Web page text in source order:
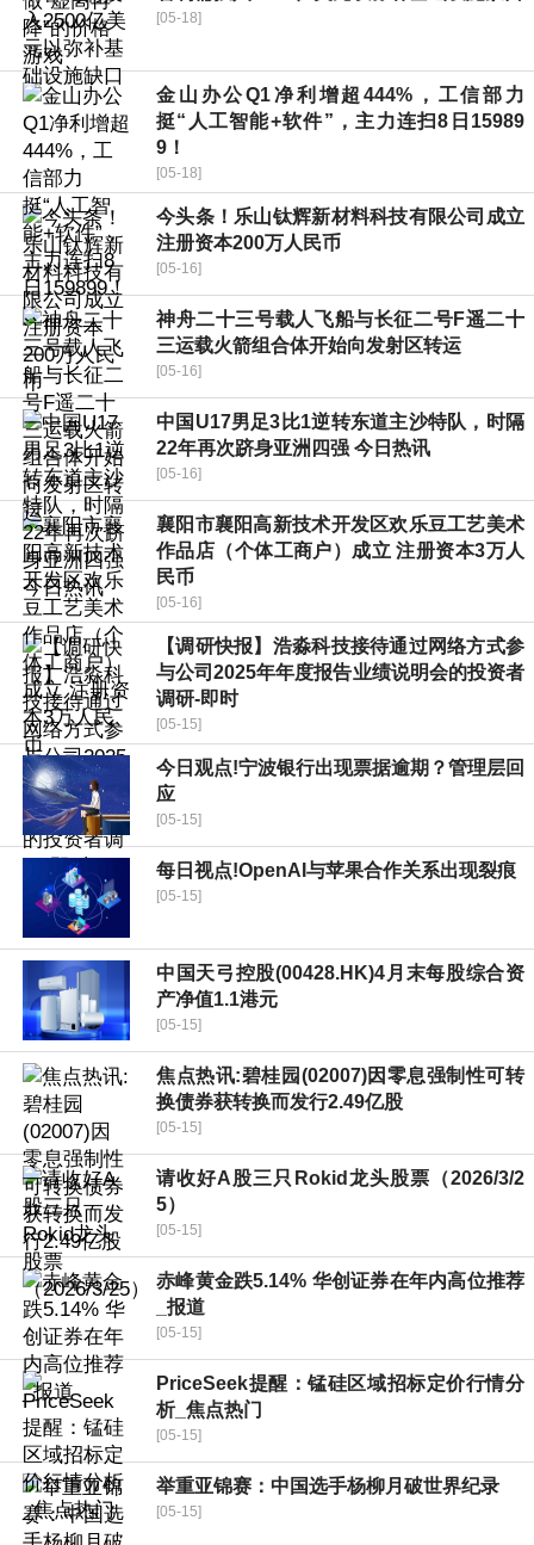
[05-18]
金山办公Q1净利增超444%，工信部力
挺“人工智能+软件”，主力连扫8日15989
9！
[05-18]
今头条！乐山钛辉新材料科技有限公司成立
注册资本200万人民币
[05-16]
神舟二十三号载人飞船与长征二号F遥二十
三运载火箭组合体开始向发射区转运
[05-16]
中国U17男足3比1逆转东道主沙特队，时隔
22年再次跻身亚洲四强 今日热讯
[05-16]
襄阳市襄阳高新技术开发区欢乐豆工艺美术
作品店（个体工商户）成立 注册资本3万人
民币
[05-16]
【调研快报】浩淼科技接待通过网络方式参
与公司2025年年度报告业绩说明会的投资者
调研-即时
[05-15]
今日观点!宁波银行出现票据逾期？管理层回
应
[05-15]
每日视点!OpenAI与苹果合作关系出现裂痕
[05-15]
中国天弓控股(00428.HK)4月末每股综合资
产净值1.1港元
[05-15]
焦点热讯:碧桂园(02007)因零息强制性可转
换债券获转换而发行2.49亿股
[05-15]
请收好A股三只Rokid龙头股票（2026/3/2
5）
[05-15]
赤峰黄金跌5.14% 华创证券在年内高位推荐
_报道
[05-15]
PriceSeek提醒：锰硅区域招标定价行情分
析_焦点热门
[05-15]
举重亚锦赛：中国选手杨柳月破世界纪录
[05-15]